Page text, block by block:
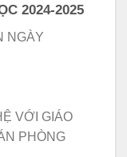
2024-2025
NGÀY
VỚI GIÁO
PHÒNG